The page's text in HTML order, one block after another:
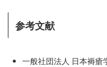
参考文献
一般社団法人 日本褥瘡